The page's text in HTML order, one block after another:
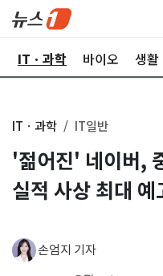
ITㆍ과학 바이오 생활
ITㆍ과학 IT일반
'젊어진' 네이버,
실적 사상 최대
손엄지 기자